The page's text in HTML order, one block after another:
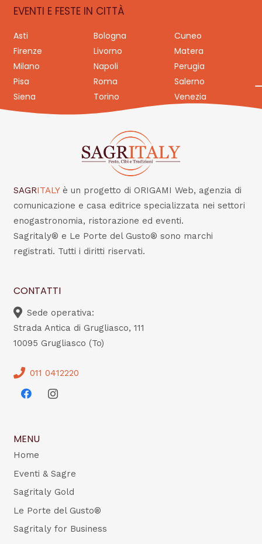
EVENTI E FESTE IN CITTÀ
Asti Bologna
Cuneo
Firenze
Livorno
Matera
Milano
Napoli
Perugia
Pisa
Roma
Salerno
Siena
Torino Venezia
SAGRITALY è un progetto di ORIGAMI Web, agenzia di
comunicazione e casa editrice specializzata nei settori
enogastronomia, ristorazione ed eventi.
Sagritaly® e Le Porte del Gusto® sono marchi
registrati. Tutti i diritti riservati.
CONTATTI
Sede operativa:
Strada Antica di Grugliasco, 111
10095 Grugliasco (To)
011 0412220
MENU
Home
Eventi & Sagre
Sagritaly Gold
Le Porte del Gusto®
Sagritaly for Business